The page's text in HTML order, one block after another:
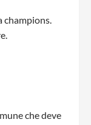
champions.
che deve